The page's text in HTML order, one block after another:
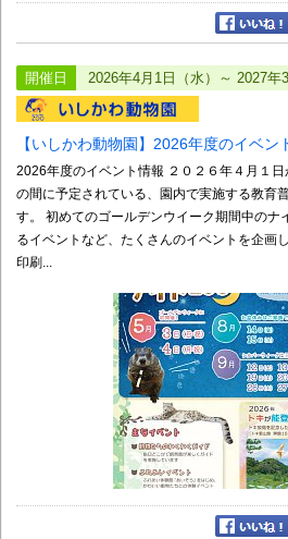
開催日 2026年4月1日（水）～ 2027年
【いしかわ動物園】2026年度のイベン
2026年度のイベント情報 ２０２６年４月１
の間に予定されている、園内で実施する教育
す。 初めてのゴールデンウイーク期間中のナ
るイベントなど、たくさんのイベントを企
印刷...